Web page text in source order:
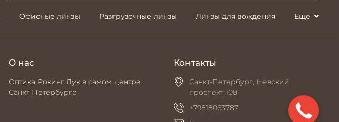
Офисные линзы Разгрузочные линзы Линзы для вождения Еще
О нас
Оптика Рокинг Лук в самом центре
Санкт-Петербурга
Контакты
Санкт-Петербург, Невский
проспект 108
+79818063787